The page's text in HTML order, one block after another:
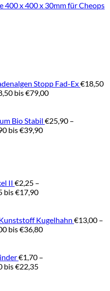
400 x 400 x 30mm für Cheops
Stopp Fad-Ex€18,50
bis €79,00
Bio Stabil €25,90 –
bis €39,90
II €2,25 –
bis €17,90
Kugelhahn €13,00 –
bis €36,80
€1,70 –
bis €22,35